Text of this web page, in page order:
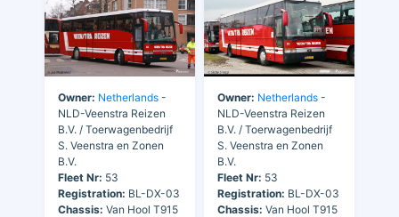
Owner: Netherlands -
NLD-Veenstra Reizen
B.V. / Toerwagenbedrijf
S. Veenstra en Zonen
B.V.
Fleet Nr: 53
Registration: BL-DX-03
Chassis: Van Hool T915
Owner: Netherlands -
NLD-Veenstra Reizen
B.V. / Toerwagenbedrijf
S. Veenstra en Zonen
B.V.
Fleet Nr: 53
Registration: BL-DX-03
Chassis: Van Hool T915